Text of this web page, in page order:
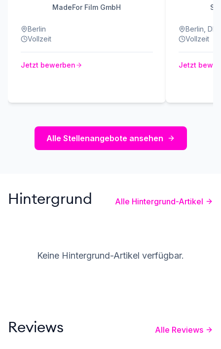
MadeFor Film GmbH
Berlin
Vollzeit
Jetzt bewerben
&
Berlin, DE
Vollzeit
Jetzt
Alle Stellenangebote ansehen
Hintergrund Alle Hintergrund-Artikel
Keine Hintergrund-Artikel verfügbar.
Reviews Alle Reviews